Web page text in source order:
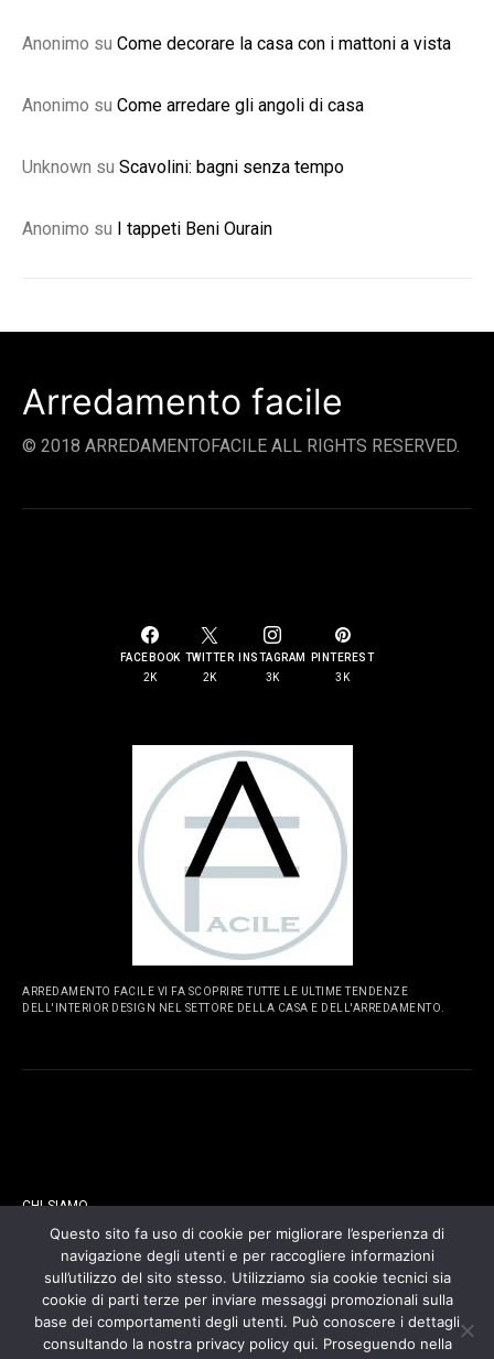
Anonimo su Come decorare la casa con i mattoni a vista
Anonimo su Come arredare gli angoli di casa
Unknown su Scavolini: bagni senza tempo
Anonimo su I tappeti Beni Ourain
Arredamento facile
© 2018 ARREDAMENTOFACILE ALL RIGHTS RESERVED.
FACEBOOK
2K
TWITTER
2K
INSTAGRAM
3K
PINTEREST
3K
ARREDAMENTO FACILE VI FA SCOPRIRE TUTTE LE ULTIME TENDENZE
DELL'INTERIOR DESIGN NEL SETTORE DELLA CASA E DELL'ARREDAMENTO.
CHI SIAMO
CONTATTI
COOKIES POLICY
Questo sito fa uso di cookie per migliorare l’esperienza di
navigazione degli utenti e per raccogliere informazioni
sull’utilizzo del sito stesso. Utilizziamo sia cookie tecnici sia
cookie di parti terze per inviare messaggi promozionali sulla
base dei comportamenti degli utenti. Può conoscere i dettagli
consultando la nostra privacy policy qui. Proseguendo nella